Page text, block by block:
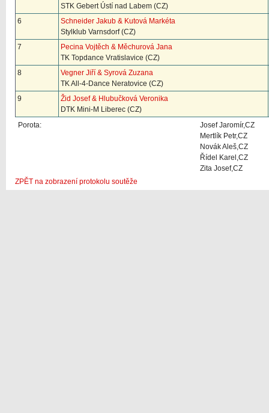
STK Gebert Ústí nad Labem (CZ)
6
Schneider Jakub & Kutová Markéta
Stylklub Varnsdorf (CZ)
7
Pecina Vojtěch & Měchurová Jana
TK Topdance Vratislavice (CZ)
8
Vegner Jiří & Syrová Zuzana
TK All-4-Dance Neratovice (CZ)
9
Žid Josef & Hlubučková Veronika
DTK Mini-M Liberec (CZ)
Porota:
Josef Jaromír,CZ
Mertlík Petr,CZ
Novák Aleš,CZ
Řídel Karel,CZ
Zita Josef,CZ
ZPĚT na zobrazení protokolu soutěže